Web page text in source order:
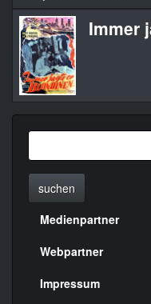
Immer
suchen
Menülinks
rechte
Seite
Medienpartner
Webpartner
Impressum